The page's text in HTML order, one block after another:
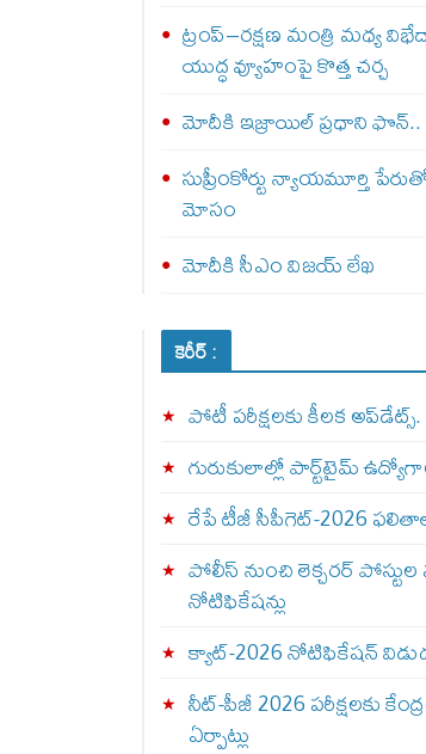
ట్రంప్–రక్షణ మంత్రి మధ్య
యుద్ధ వ్యూహంపై కొత్త చర్చ
మోదీకి ఇజ్రాయిల్ ప్ర‌ధాని ఫొన్..
సుప్రీంకోర్టు న్యాయమూర్తి
మోసం
మోదీకి సీఎం విజయ్ లేఖ
కెరీర్ :
పోటీ పరీక్షలకు కీలక అప్‌డేట్స్.
గురుకులాల్లో పార్ట్‌టైమ్
రేపే టీజీ సీపీగెట్‌-2026
పోలీస్ నుంచి లెక్చరర్ పోస్టుల
నోటిఫికేషన్లు
క్యాట్-2026 నోటిఫికేషన్
నీట్-పీజీ 2026 పరీక్షలకు
ఏర్పాట్లు